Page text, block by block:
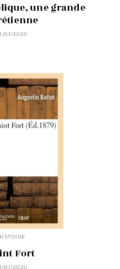
une grande
01/2020
Fort
01/2020